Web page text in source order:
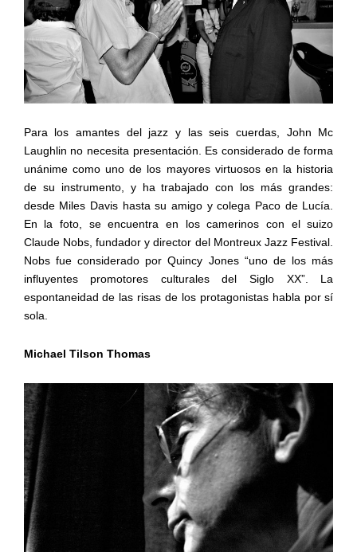
Para los amantes del jazz y las seis cuerdas, John Mc
Laughlin no necesita presentación. Es considerado de forma
unánime como uno de los mayores virtuosos en la historia
de su instrumento, y ha trabajado con los más grandes:
desde Miles Davis hasta su amigo y colega Paco de Lucía.
En la foto, se encuentra en los camerinos con el suizo
Claude Nobs, fundador y director del Montreux Jazz Festival.
Nobs fue considerado por Quincy Jones “uno de los más
influyentes promotores culturales del Siglo XX”. La
espontaneidad de las risas de los protagonistas habla por sí
sola.
Michael Tilson Thomas